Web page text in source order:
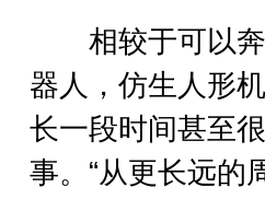
相较于可以奔
器人，仿生人形
长一段时间甚至
事。“从更长远的